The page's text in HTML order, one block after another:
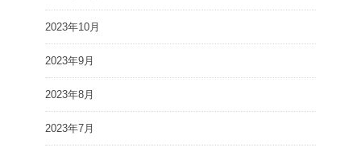
2023年10月
2023年9月
2023年8月
2023年7月